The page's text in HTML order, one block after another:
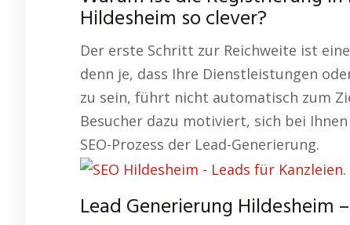
Hildesheim so clever?
Der erste Schritt zur Reichweite ist
denn je, dass Ihre Dienstleistungen
zu sein, führt nicht automatisch zum
Besucher dazu motiviert, sich bei
SEO-Prozess der Lead-Generierung.
Lead Generierung Hildesheim